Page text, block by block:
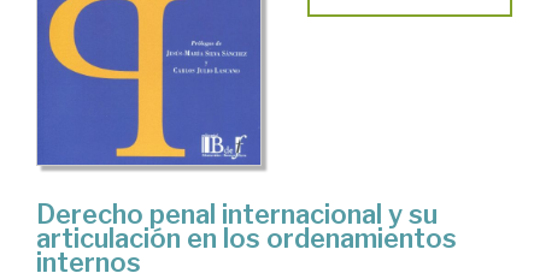
Derecho penal internacional y su
articulación en los ordenamientos
internos